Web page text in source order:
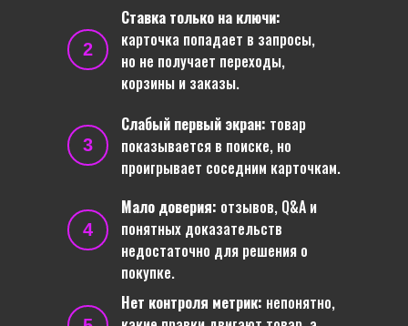
4
Мало доверия: отзывов, Q&A и
понятных доказательств
недостаточно для решения о
покупке.
Нет контроля метрик: непонятно,
2
Ставка только на ключи:
карточка попадает в запросы,
но не получает переходы,
корзины и заказы.
3
Слабый первый экран: товар
показывается в поиске, но
проигрывает соседним карточкам.